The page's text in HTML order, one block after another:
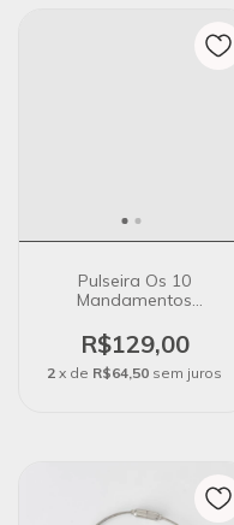
Pulseira Os 10
Mandamentos
Prata
R$129,00
2 x de R$64,50 sem juros